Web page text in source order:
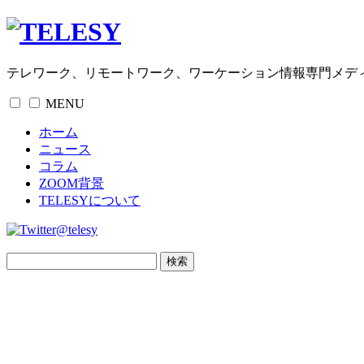
テレワーク、リモートワーク、ワーケーション情報専門メデ
MENU
ホーム
ニュース
コラム
ZOOM背景
TELESYについて
@telesy